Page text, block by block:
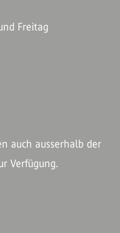
Freitag
auch ausserhalb der
Verfügung.